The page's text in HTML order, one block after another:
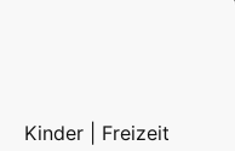
Kinder | Freizeit